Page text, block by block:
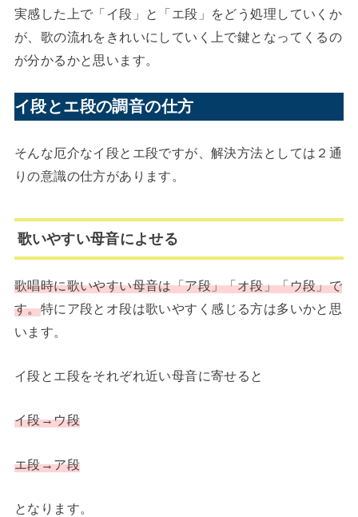
実感した上で「イ段」と「エ段」をどう処理していくか
が、歌の流れをきれいにしていく上で鍵となってくるの
が分かるかと思います。
イ段とエ段の調音の仕方
そんな厄介なイ段とエ段ですが、解決方法としては２通
りの意識の仕方があります。
歌いやすい母音によせる
歌唱時に歌いやすい母音は「ア段」「オ段」「ウ段」で
す。特にア段とオ段は歌いやすく感じる方は多いかと思
います。
イ段とエ段をそれぞれ近い母音に寄せると
イ段→ウ段
エ段→ア段
となります。